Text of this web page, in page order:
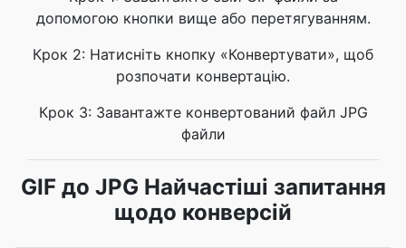
допомогою кнопки вище або перетягуванням.
Крок 2: Натисніть кнопку «Конвертувати», щоб
розпочати конвертацію.
Крок 3: Завантажте конвертований файл JPG
файли
GIF до JPG Найчастіші запитання
щодо конверсій